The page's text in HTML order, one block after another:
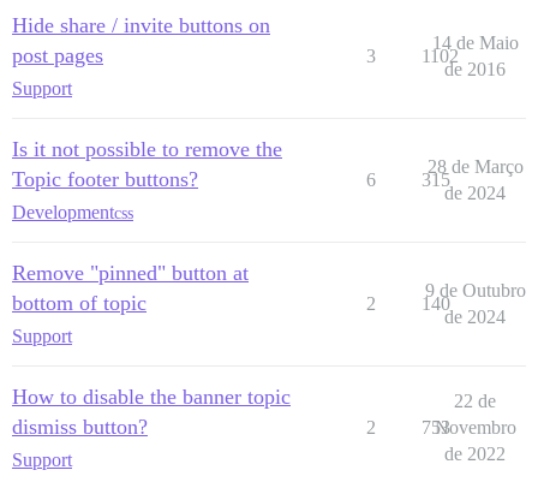
Hide share / invite buttons on
post pages
Support
3 1102
14 de Maio
de 2016
Is it not possible to remove the
Topic footer buttons?
Developmentcss
6 315
28 de Março
de 2024
Remove "pinned" button at
bottom of topic
Support
2 140
9 de Outubro
de 2024
How to disable the banner topic
dismiss button?
Support
2 753
22 de
Novembro
de 2022